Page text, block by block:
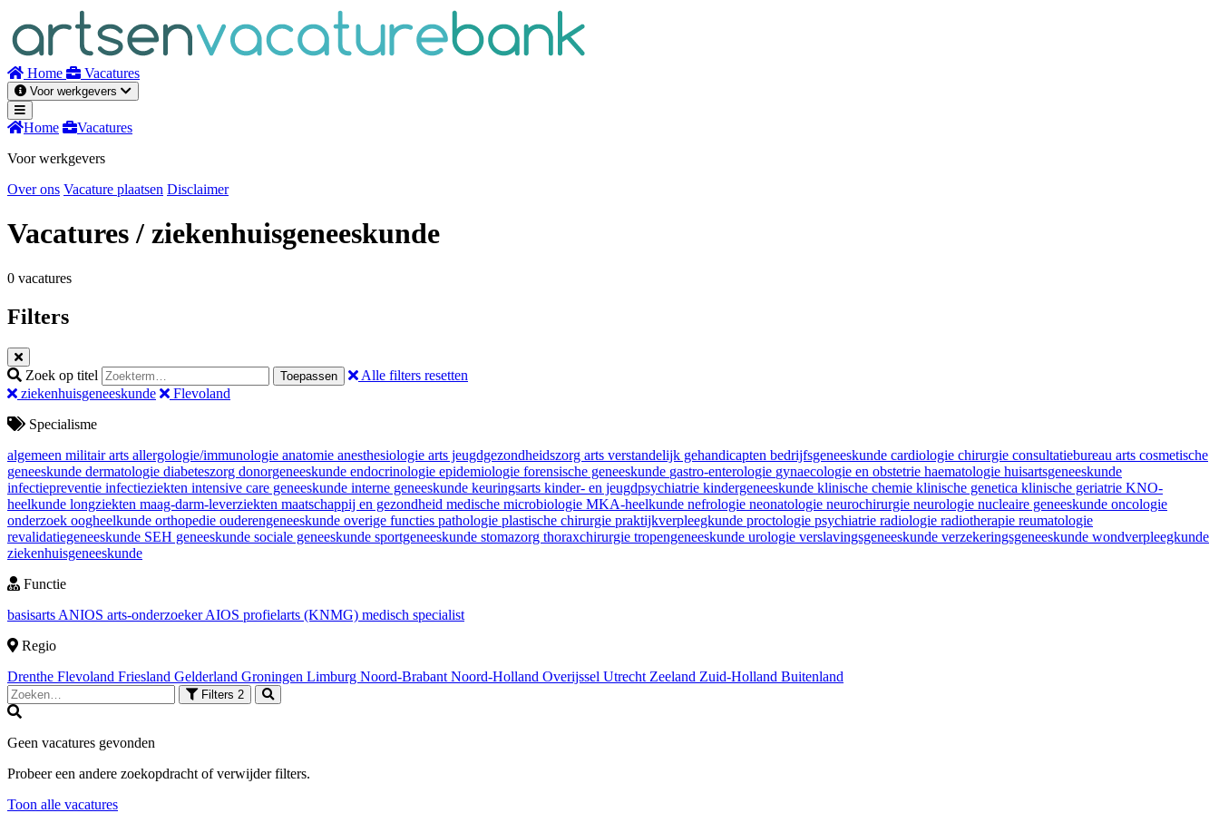
inhoud
Home Vacatures
Voor werkgevers
Home
Vacatures
Voor werkgevers
Over ons Vacature plaatsen Disclaimer
Vacatures/ ziekenhuisgeneeskunde
0 vacatures
Filters
Zoek op titel Toepassen
Alle filters resetten
ziekenhuisgeneeskunde
Flevoland
Specialisme
algemeen militair arts allergologie/immunologie anatomie anesthesiologie arts jeugdgezondheidszorg arts verstandelijk gehandicapten bedrijfsgeneeskunde cardiologie chirurgie consultatiebureau arts cosmetische
geneeskunde dermatologie diabeteszorg donorgeneeskunde endocrinologie epidemiologie forensische geneeskunde gastro-enterologie gynaecologie en obstetrie haematologie huisartsgeneeskunde
infectiepreventie infectieziekten intensive care geneeskunde interne geneeskunde keuringsarts kinder- en jeugdpsychiatrie kindergeneeskunde klinische chemie klinische genetica klinische geriatrie KNO-
heelkunde longziekten maag-darm-leverziekten maatschappij en gezondheid medische microbiologie MKA-heelkunde nefrologie neonatologie neurochirurgie neurologie nucleaire geneeskunde oncologie
onderzoek oogheelkunde orthopedie ouderengeneeskunde overige functies pathologie plastische chirurgie praktijkverpleegkunde proctologie psychiatrie radiologie radiotherapie reumatologie
revalidatiegeneeskunde SEH geneeskunde sociale geneeskunde sportgeneeskunde stomazorg thoraxchirurgie tropengeneeskunde urologie verslavingsgeneeskunde verzekeringsgeneeskunde wondverpleegkunde
ziekenhuisgeneeskunde
Functie
basisarts ANIOS arts-onderzoekerAIOS profielarts (KNMG) medisch specialist
Regio
Drenthe Flevoland Friesland Gelderland Groningen Limburg Noord-Brabant Noord-Holland Overijssel Utrecht Zeeland Zuid-Holland Buitenland
Filters 2
Geen vacatures gevonden
Probeer een andere zoekopdracht of verwijder filters.
Toon alle vacatures